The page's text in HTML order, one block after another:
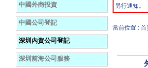
中國外商投資
中國公司登記
深圳內資公司登記
深圳前海公司服務
另行通知。
當前位置 :